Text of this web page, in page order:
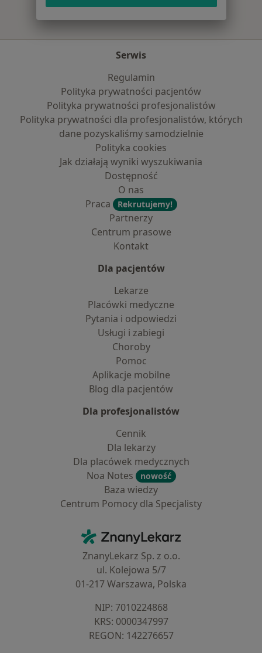
Serwis
Regulamin
Polityka prywatności pacjentów
Polityka prywatności profesjonalistów
Polityka prywatności dla profesjonalistów, których
dane pozyskaliśmy samodzielnie
Polityka cookies
Jak działają wyniki wyszukiwania
Dostępność
O nas
Praca
Rekrutujemy!
Partnerzy
Centrum prasowe
Kontakt
Dla pacjentów
Lekarze
Placówki medyczne
Pytania i odpowiedzi
Usługi i zabiegi
Choroby
Pomoc
Aplikacje mobilne
Blog dla pacjentów
Dla profesjonalistów
Cennik
Dla lekarzy
Dla placówek medycznych
Noa Notes
nowość
Baza wiedzy
Centrum Pomocy dla Specjalisty
ZnanyLekarz - Strona główna
ZnanyLekarz Sp. z o.o.
ul. Kolejowa 5/7
01-217 Warszawa, Polska
NIP: ⁠7010224868
KRS: ⁠0000347997
REGON: ⁠142276657